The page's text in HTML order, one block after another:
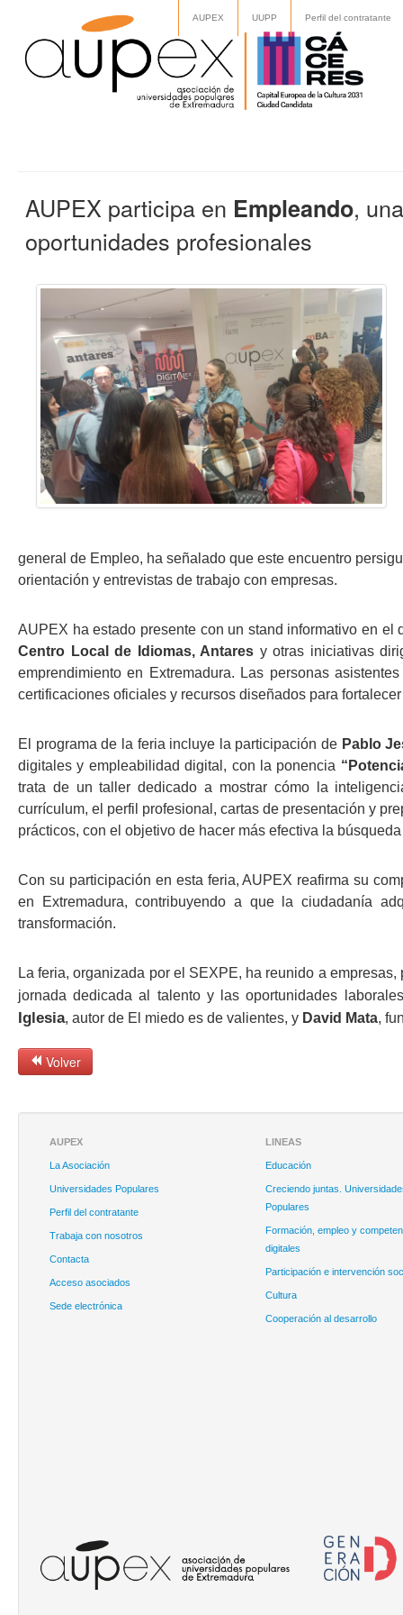
AUPEX UUPP Perfil del contratante
AUPEX participa en Empleando,
oportunidades profesionales
general de Empleo, ha señalado que este encuentro
orientación y entrevistas de trabajo con empresas.
AUPEX ha estado presente con un stand informativo en
Centro Local de Idiomas, Antares y otras iniciativas
emprendimiento en Extremadura. Las personas
certificaciones oficiales y recursos diseñados para
El programa de la feria incluye la participación de Pablo
digitales y empleabilidad digital, con la ponencia
trata de un taller dedicado a mostrar cómo la
currículum, el perfil profesional, cartas de presentación y
prácticos, con el objetivo de hacer más efectiva la
Con su participación en esta feria, AUPEX reafirma su
en Extremadura, contribuyendo a que la ciudadanía
transformación.
La feria, organizada por el SEXPE, ha reunido a
jornada dedicada al talento y las oportunidades
Iglesia, autor de El miedo es de valientes, y David Mata,
Volver
AUPEX
La Asociación
Universidades Populares
Perfil del contratante
Trabaja con nosotros
Contacta
Acceso asociados
Sede electrónica
LINEAS
Educación
Creciendo juntas.
Populares
Formación, empleo y
digitales
Participación e intervención
Cultura
Cooperación al desarrollo